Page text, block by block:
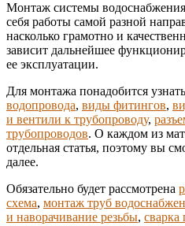
Монтаж системы
себя работы самой разной
насколько грамотно и
зависит дальнейшее
ее эксплуатации.
Для монтажа понадобится узнать
водопровода, виды фитингов,
и вентили к трубопроводу,
трубопроводов. О каждом из
отдельная статья, поэтому вы
далее.
Обязательно будет рассмотрена
схема, монтаж труб
и наворачивание резьбы, сварка